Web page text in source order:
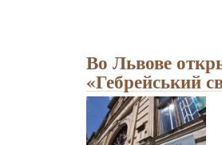
Во Львове
«Гебрейський